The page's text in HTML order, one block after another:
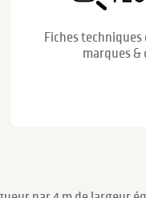
Fiches
marques